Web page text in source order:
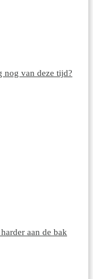
nog van deze tijd?
aan de bak